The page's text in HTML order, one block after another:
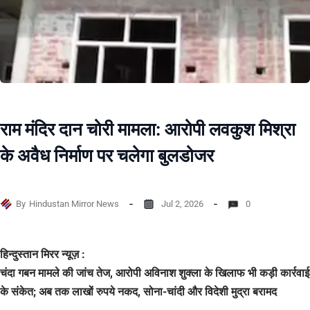
राम मंदिर दान चोरी मामला: आरोपी लवकुश मिश्रा
के अवैध निर्माण पर चलेगा बुलडोजर
By Hindustan Mirror News Jul 2, 2026 0
हिन्दुस्तान मिरर न्यूज़ :
चंदा गबन मामले की जांच तेज, आरोपी अविनाश शुक्ला के खिलाफ भी कड़ी कार्रवाई
के संकेत; अब तक लाखों रुपये नकद, सोना-चांदी और विदेशी मुद्रा बरामद